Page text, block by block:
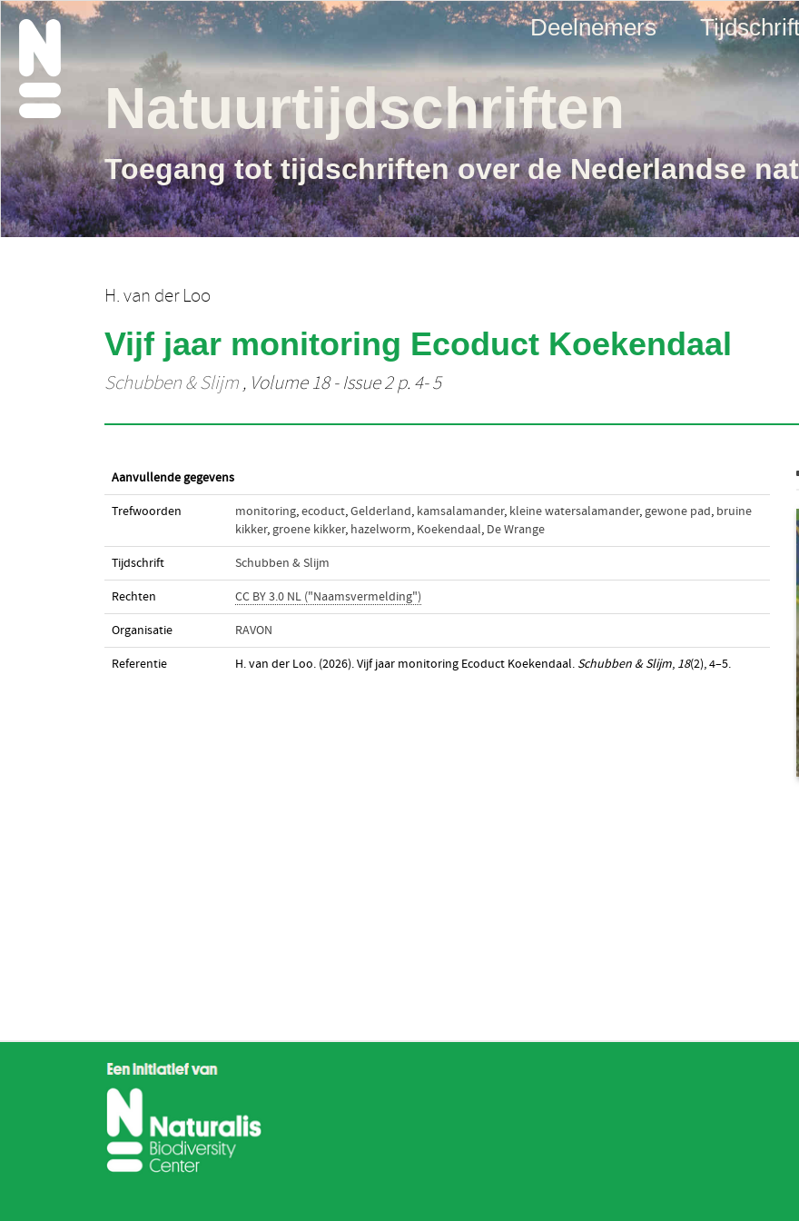
Deelnemers
Natuurtijdschriften
Toegang tot tijdschriften over de Nederlandse
H. van der Loo
Vijf jaar monitoring Ecoduct Koekendaal
Schubben & Slijm, Volume 18 - Issue 2 p. 4- 5
Aanvullende gegevens
Trefwoorden monitoring,ecoduct,Gelderland, kamsalamander, kleine watersalamander, gewone pad, bruine
kikker, groene kikker, hazelworm, Koekendaal, De Wrange
Tijdschrift Schubben & Slijm
Rechten CC BY 3.0 NL ("Naamsvermelding")
Organisatie RAVON
Referentie H. van der Loo. (2026). Vijf jaar monitoring Ecoduct Koekendaal. Schubben & Slijm, 18(2), 4–5.